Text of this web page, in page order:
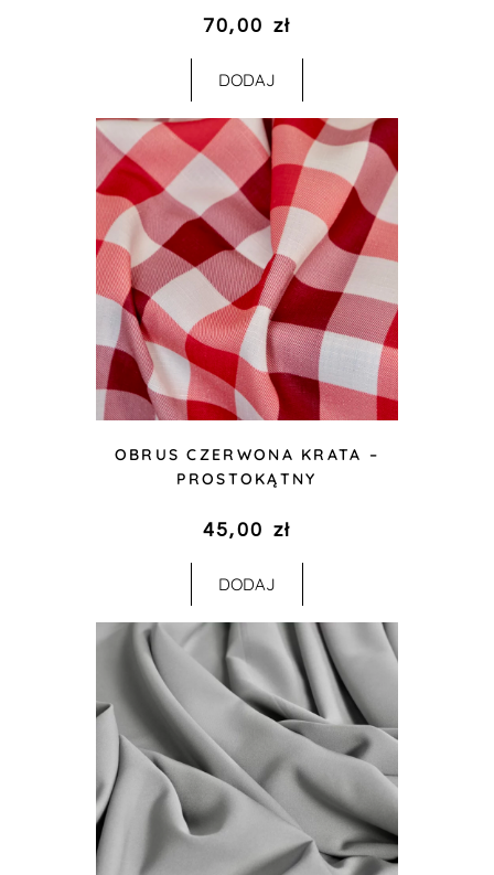
70,00 zł
DODAJ
OBRUS CZERWONA KRATA –
PROSTOKĄTNY
45,00 zł
DODAJ